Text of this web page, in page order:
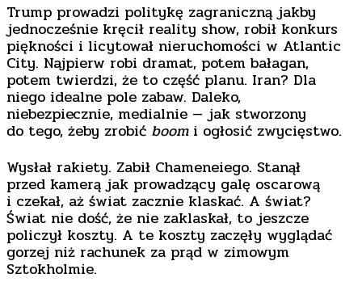
Trump prowadzi politykę zagraniczną jakby
jednocześnie kręcił reality show, robił konkurs
piękności i licytował nieruchomości w Atlantic
City. Najpierw robi dramat, potem bałagan,
potem twierdzi, że to część planu. Iran? Dla
niego idealne pole zabaw. Daleko,
niebezpiecznie, medialnie — jak stworzony
do tego, żeby zrobić boomi ogłosić zwycięstwo.
Wysłał rakiety. Zabił Chameneiego. Stanął
przed kamerą jak prowadzący galę oscarową
i czekał, aż świat zacznie klaskać. A świat?
Świat nie dość, że nie zaklaskał, to jeszcze
policzył koszty. A te koszty zaczęły wyglądać
gorzej niż rachunek za prąd w zimowym
Sztokholmie.